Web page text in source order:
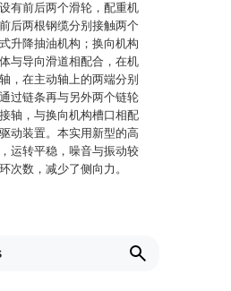
有前后两个滑轮，配重机
后两根钢缆分别接触两个
升降抽油机构；换向机构
与导向滑道相配合，在机
，在主动轴上的两端分别
过链条再与另外两个链轮
轴，与换向机构槽口相配
动装置。本实用新型的高
运转平稳，噪音与振动较
次数，减少了侧向力。